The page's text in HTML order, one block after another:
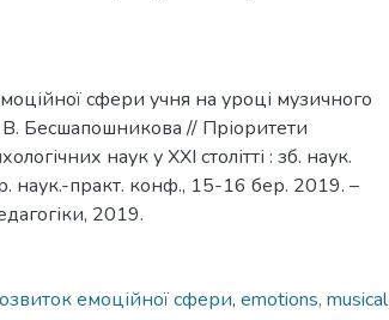
сфери учня на уроці музичного
Бесшапошникова // Пріоритети
наук у ХХІ столітті : зб. наук.
наук.-практ. конф., 15-16 бер. 2019. –
2019.
емоційної сфери, emotions, musical